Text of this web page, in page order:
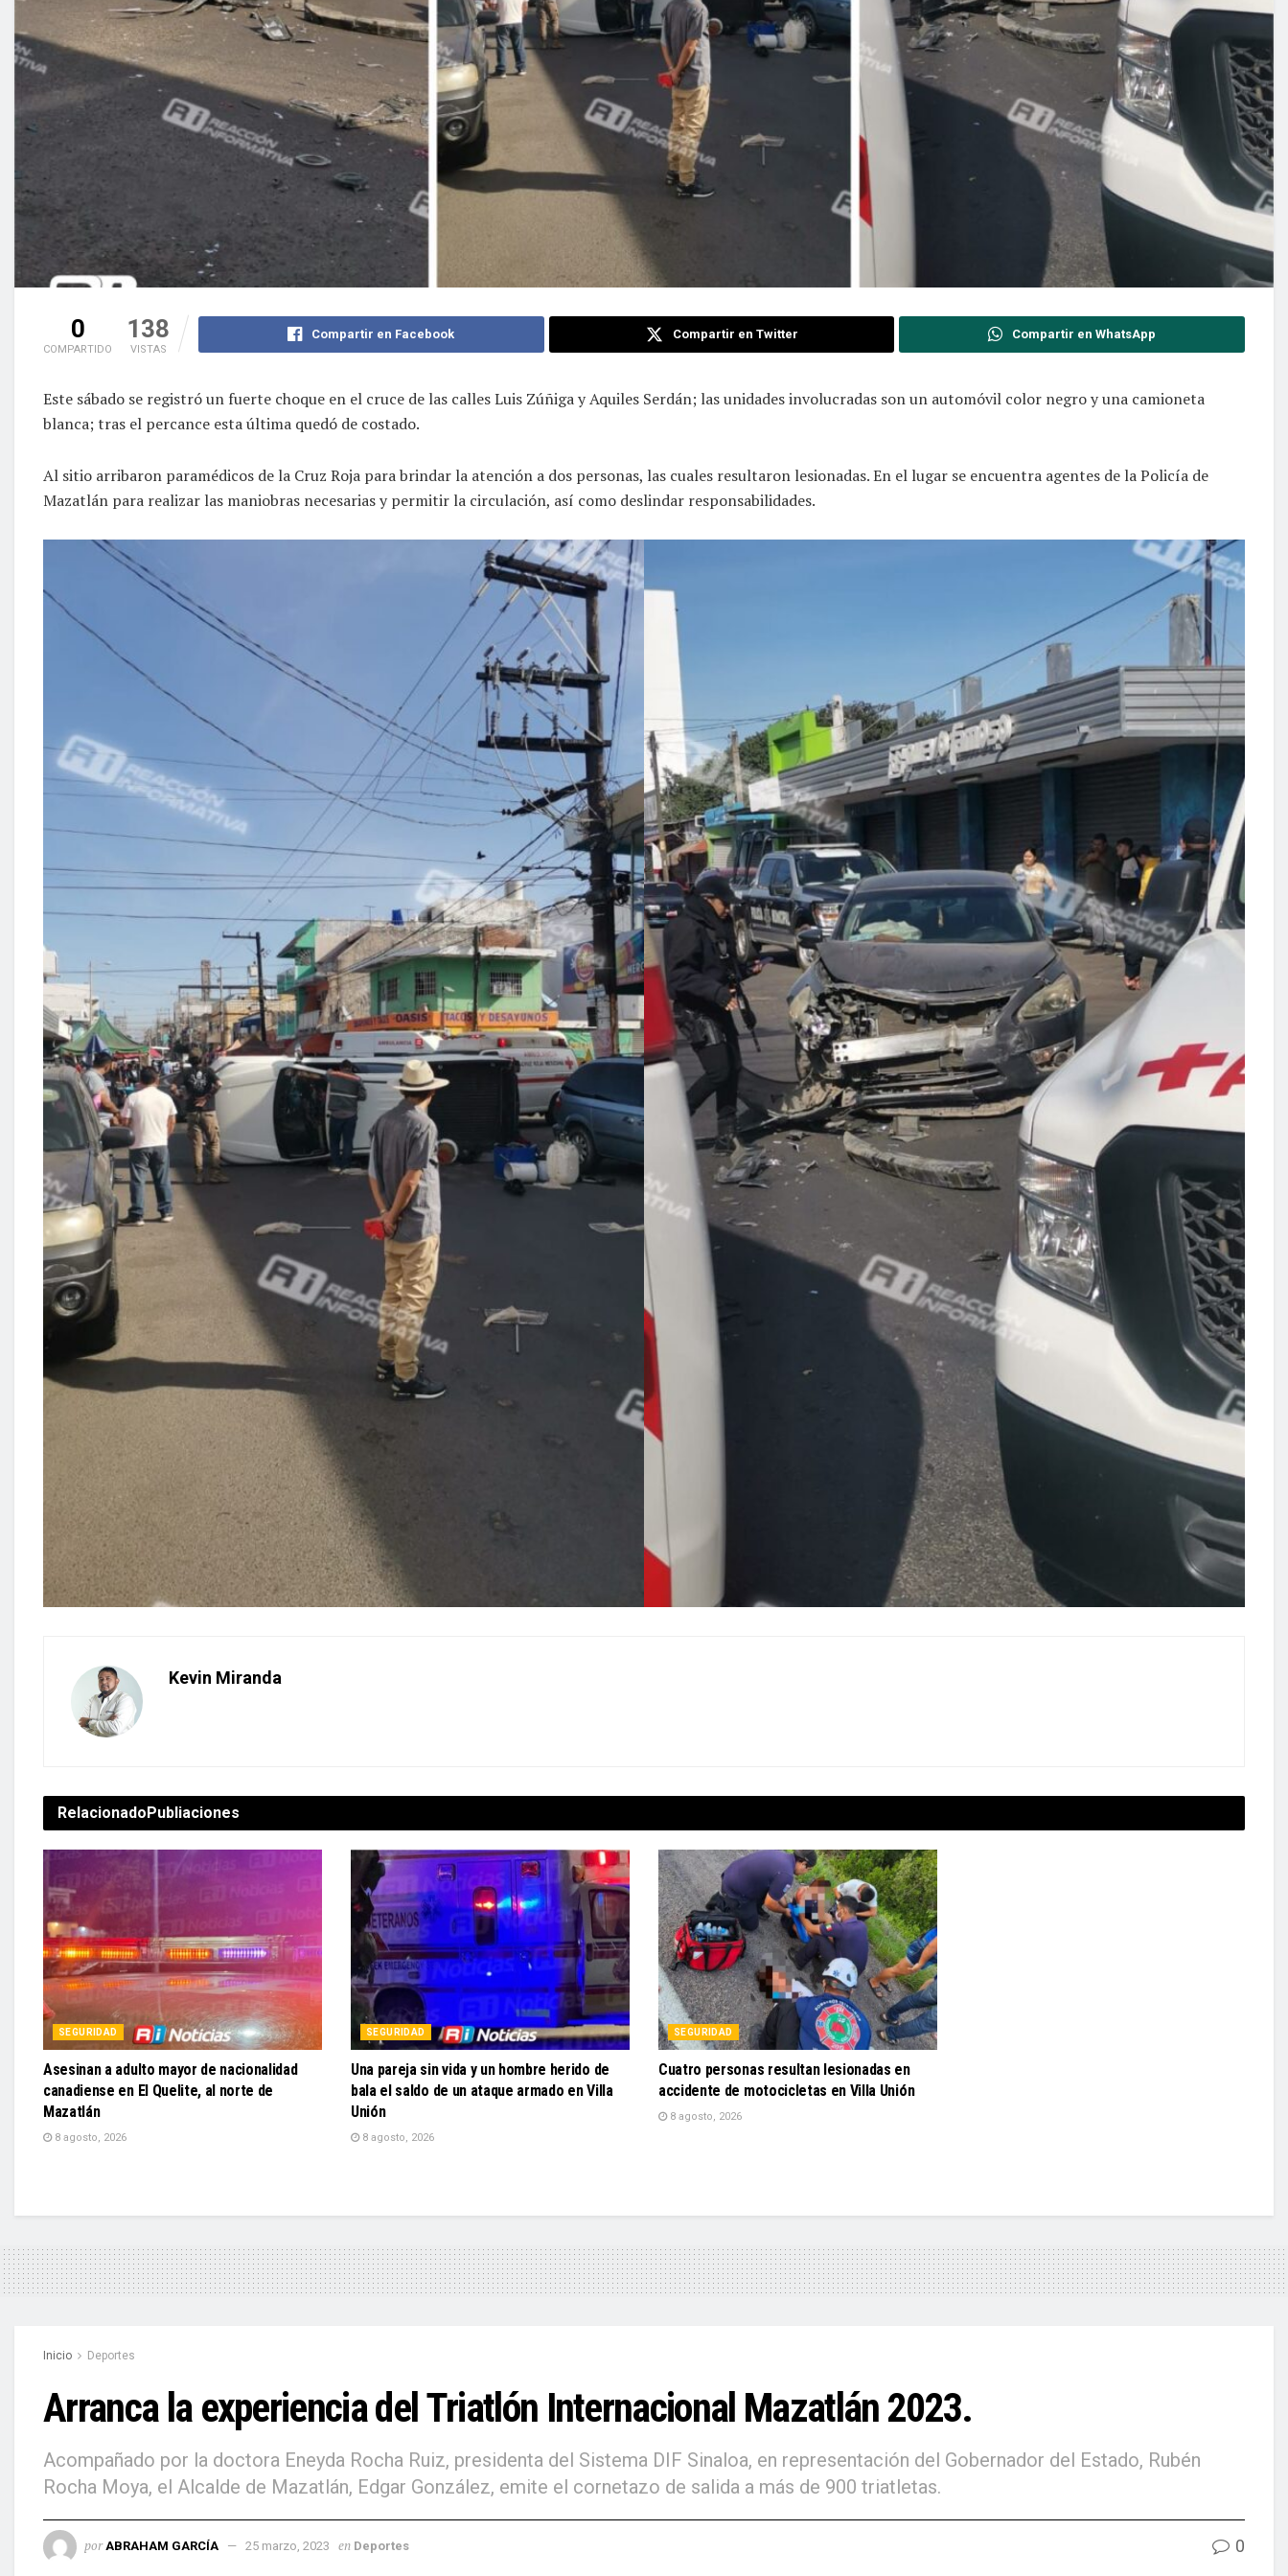
0
COMPARTIDO
138
VISTAS
Compartir en Facebook Compartir en Twitter Compartir en WhatsApp
Este sábado se registró un fuerte choque en el cruce de las calles Luis Zúñiga y Aquiles Serdán; las unidades involucradas son un automóvil color negro y una camioneta
blanca; tras el percance esta última quedó de costado.
Al sitio arribaron paramédicos de la Cruz Roja para brindar la atención a dos personas, las cuales resultaron lesionadas. En el lugar se encuentra agentes de la Policía de
Mazatlán para realizar las maniobras necesarias y permitir la circulación, así como deslindar responsabilidades.
Kevin Miranda
Relacionado Publiaciones
SEGURIDAD
Asesinan a adulto mayor de nacionalidad
canadiense en El Quelite, al norte de
Mazatlán
8 agosto, 2026
SEGURIDAD
Una pareja sin vida y un hombre herido de
bala el saldo de un ataque armado en Villa
Unión
8 agosto, 2026
SEGURIDAD
Cuatro personas resultan lesionadas en
accidente de motocicletas en Villa Unión
8 agosto, 2026
Inicio Deportes
Arranca la experiencia del Triatlón Internacional Mazatlán 2023.
Acompañado por la doctora Eneyda Rocha Ruiz, presidenta del Sistema DIF Sinaloa, en representación del Gobernador del Estado, Rubén
Rocha Moya, el Alcalde de Mazatlán, Edgar González, emite el cornetazo de salida a más de 900 triatletas.
por ABRAHAM GARCÍA 25 marzo, 2023 en Deportes 0